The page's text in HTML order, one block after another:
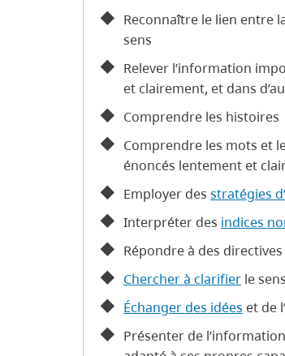
Reconnaître le lien entre
sens
Relever l’information
et clairement, et dans
Comprendre les histoires
Comprendre les mots et
énoncés lentement et
Employer des stratégies
Interpréter des indices
Répondre à des
Chercher à clarifier le
Échanger des idées et de
Présenter de